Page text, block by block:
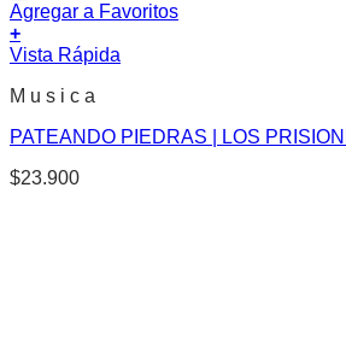
Agregar a Favoritos
+
Vista Rápida
M u s i c a
PATEANDO PIEDRAS | LOS
$23.900